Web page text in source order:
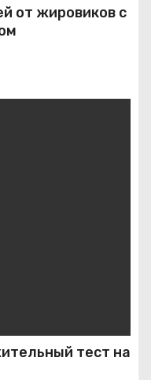
от жировиков с
тест на